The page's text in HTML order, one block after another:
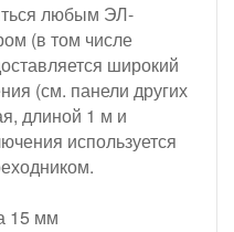
любым ЭЛ-
(в том числе
широкий
(см. панели других
длиной 1 м и
используется
15 мм